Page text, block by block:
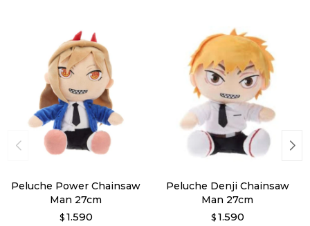
Peluche Power Chainsaw
Man 27cm
$ 1.590
Peluche Denji Chainsaw
Man 27cm
$ 1.590